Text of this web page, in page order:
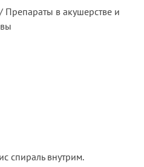
Препараты в акушерстве и
спираль внутрим.